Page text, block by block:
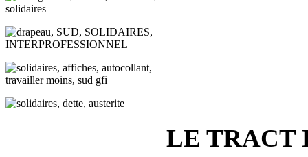
LE TRACT